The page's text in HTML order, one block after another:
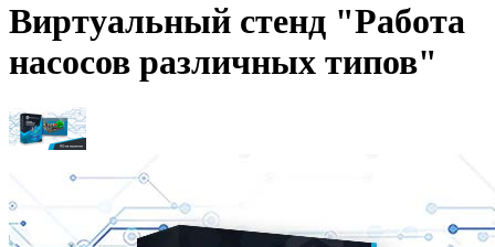
Виртуальный стенд "Работа
насосов различных типов"